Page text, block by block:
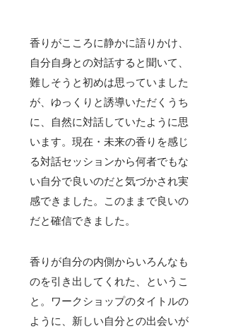
香りがこころに静かに語りかけ、
自分自身との対話すると聞いて、
難しそうと初めは思っていました
が、ゆっくりと誘導いただくうち
に、自然に対話していたように思
います。現在・未来の香りを感じ
る対話セッションから何者でもな
い自分で良いのだと気づかされ実
感できました。このままで良いの
だと確信できました。
香りが自分の内側からいろんなも
のを引き出してくれた、というこ
と。ワークショップのタイトルの
ように、新しい自分との出会いが